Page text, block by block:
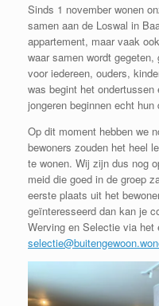
Sinds 1 november wonen
samen aan de Loswal in
appartement, maar vaak
waar samen wordt
voor iedereen, ouders,
was begint het ondertussen
jongeren beginnen echt hun
Op dit moment hebben we
bewoners zouden het heel
te wonen. Wij zijn dus nog
meid die goed in de groep
eerste plaats uit het
geïnteresseerd dan kan je
Werving en Selectie via het